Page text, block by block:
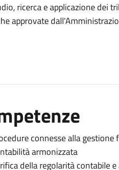
ricerca e applicazione dei
approvate
connesse alla
armonizzata
della regolarità contabile